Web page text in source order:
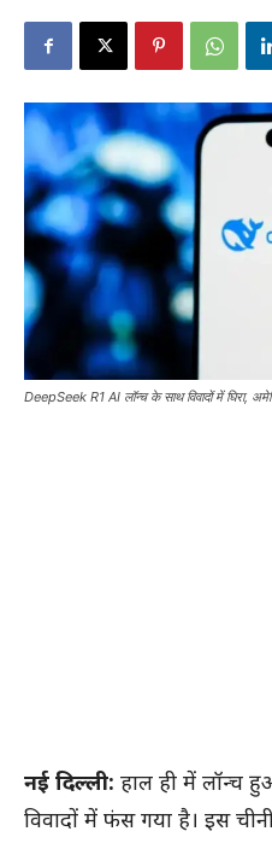
DeepSeek R1 AI लॉन्च के साथ विवादों में घिरा,
नई दिल्ली: हाल ही में लॉन्च
विवादों में फंस गया है। इस